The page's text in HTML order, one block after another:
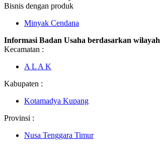
Bisnis dengan produk
Minyak Cendana
Informasi Badan Usaha berdasarkan wilayah
Kecamatan :
A L A K
Kabupaten :
Kotamadya Kupang
Provinsi :
Nusa Tenggara Timur